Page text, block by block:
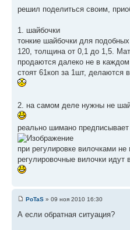
решил поделиться своим,
1. шайбочки
тонкие шайбочки для
120, толщина от 0,1 до 1,5.
продаются далеко не в
стоят 61коп за 1шт, делаются
2. на самом деле нужны не
реально шимано
при регулировке вилочками
регулировочные вилочки идут
PoTaS » 09 ноя 2010 16:30
А если обратная ситуация?